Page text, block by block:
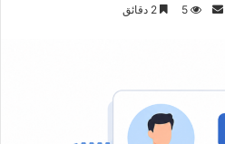
أرسل 5